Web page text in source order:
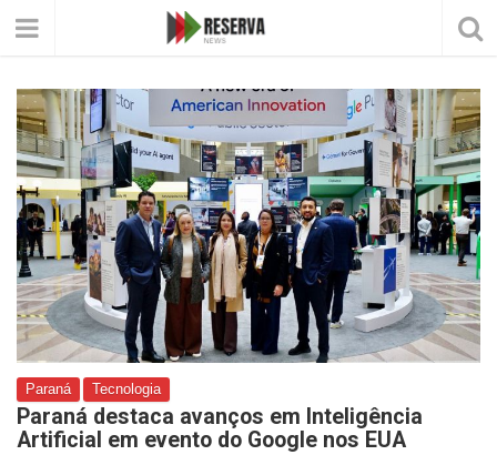
Paraná Tecnologia
Paraná destaca avanços em Inteligência
Artificial em evento do Google nos EUA